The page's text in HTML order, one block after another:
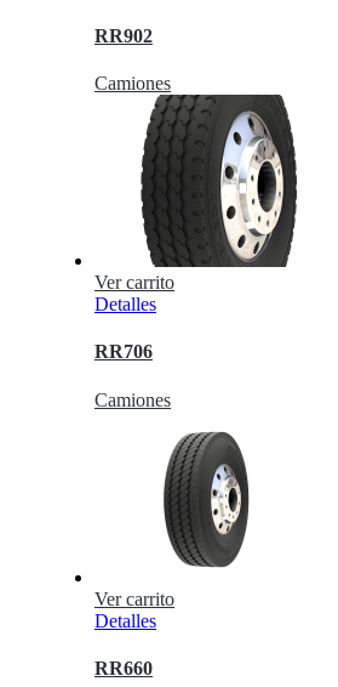
RR902
Camiones
Ver carrito
Detalles
RR706
Camiones
Ver carrito
Detalles
RR660